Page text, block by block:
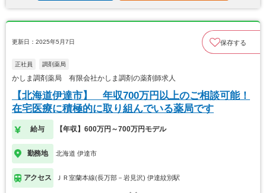
更新日：2025年5月7日 保存する
正社員 調剤薬局
かしま調剤薬局 有限会社かしま調剤の薬剤師求人
【北海道伊達市】 年収700万円以上のご相談可能！
在宅医療に積極的に取り組んでいる薬局です
給与 【年収】600万円～700万円モデル
勤務地 北海道 伊達市
アクセス ＪＲ室蘭本線(長万部－岩見沢) 伊達紋別駅